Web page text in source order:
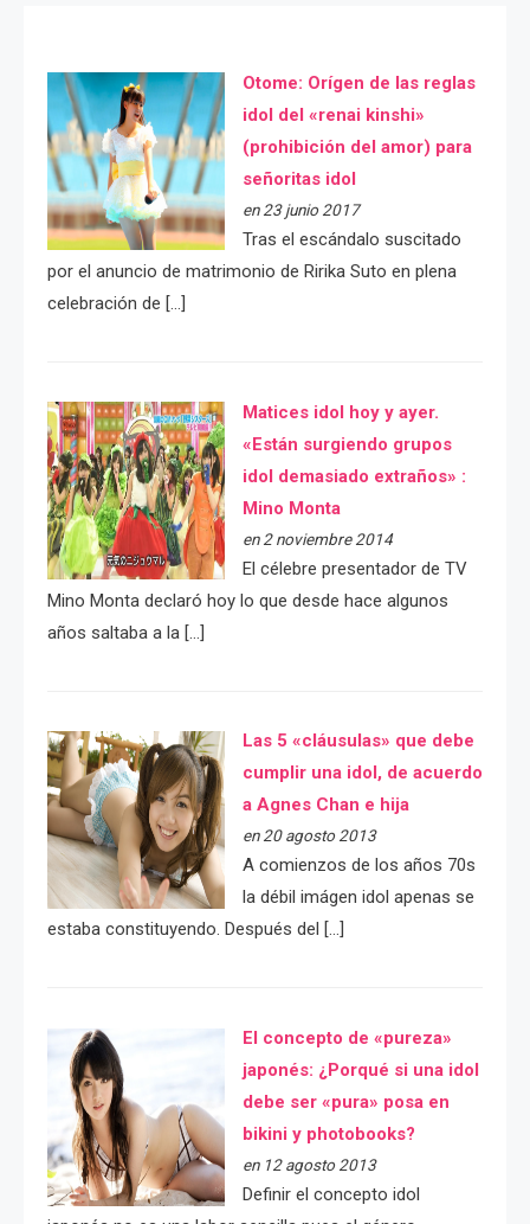
Otome: Orígen de las reglas
idol del «renai kinshi»
(prohibición del amor) para
señoritas idol
en 23 junio 2017
Tras el escándalo suscitado
por el anuncio de matrimonio de Ririka Suto en plena
celebración de […]
Matices idol hoy y ayer.
«Están surgiendo grupos
idol demasiado extraños» :
Mino Monta
en 2 noviembre 2014
El célebre presentador de TV
Mino Monta declaró hoy lo que desde hace algunos
años saltaba a la […]
Las 5 «cláusulas» que debe
cumplir una idol, de acuerdo
a Agnes Chan e hija
en 20 agosto 2013
A comienzos de los años 70s
la débil imágen idol apenas se
estaba constituyendo. Después del […]
El concepto de «pureza»
japonés: ¿Porqué si una idol
debe ser «pura» posa en
bikini y photobooks?
en 12 agosto 2013
Definir el concepto idol